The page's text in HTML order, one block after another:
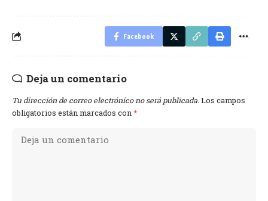
Facebook
Deja un comentario
Tu dirección de correo electrónico no será publicada. Los campos
obligatorios están marcados con *